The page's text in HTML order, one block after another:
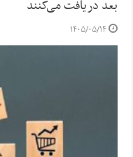
بعد دریافت می‌کنند
۱۴۰۵/۰۵/۱۴